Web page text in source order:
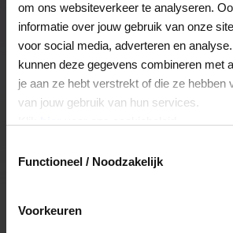
om ons websiteverkeer te analyseren.
informatie over jouw gebruik van onze
voor social media, adverteren en
kunnen deze gegevens combineren met
je aan ze hebt verstrekt of die ze hebben
van jouw gebruik van hun services.
Functioneel / Noodzakelijk
Voorkeuren
Maak account aan